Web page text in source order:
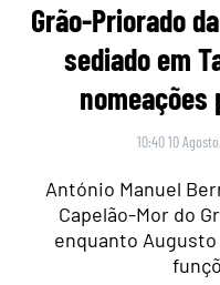
Grão-Priorado
sediado em
nomeações
10:40 10
António Manuel
Capelão-Mor do
enquanto